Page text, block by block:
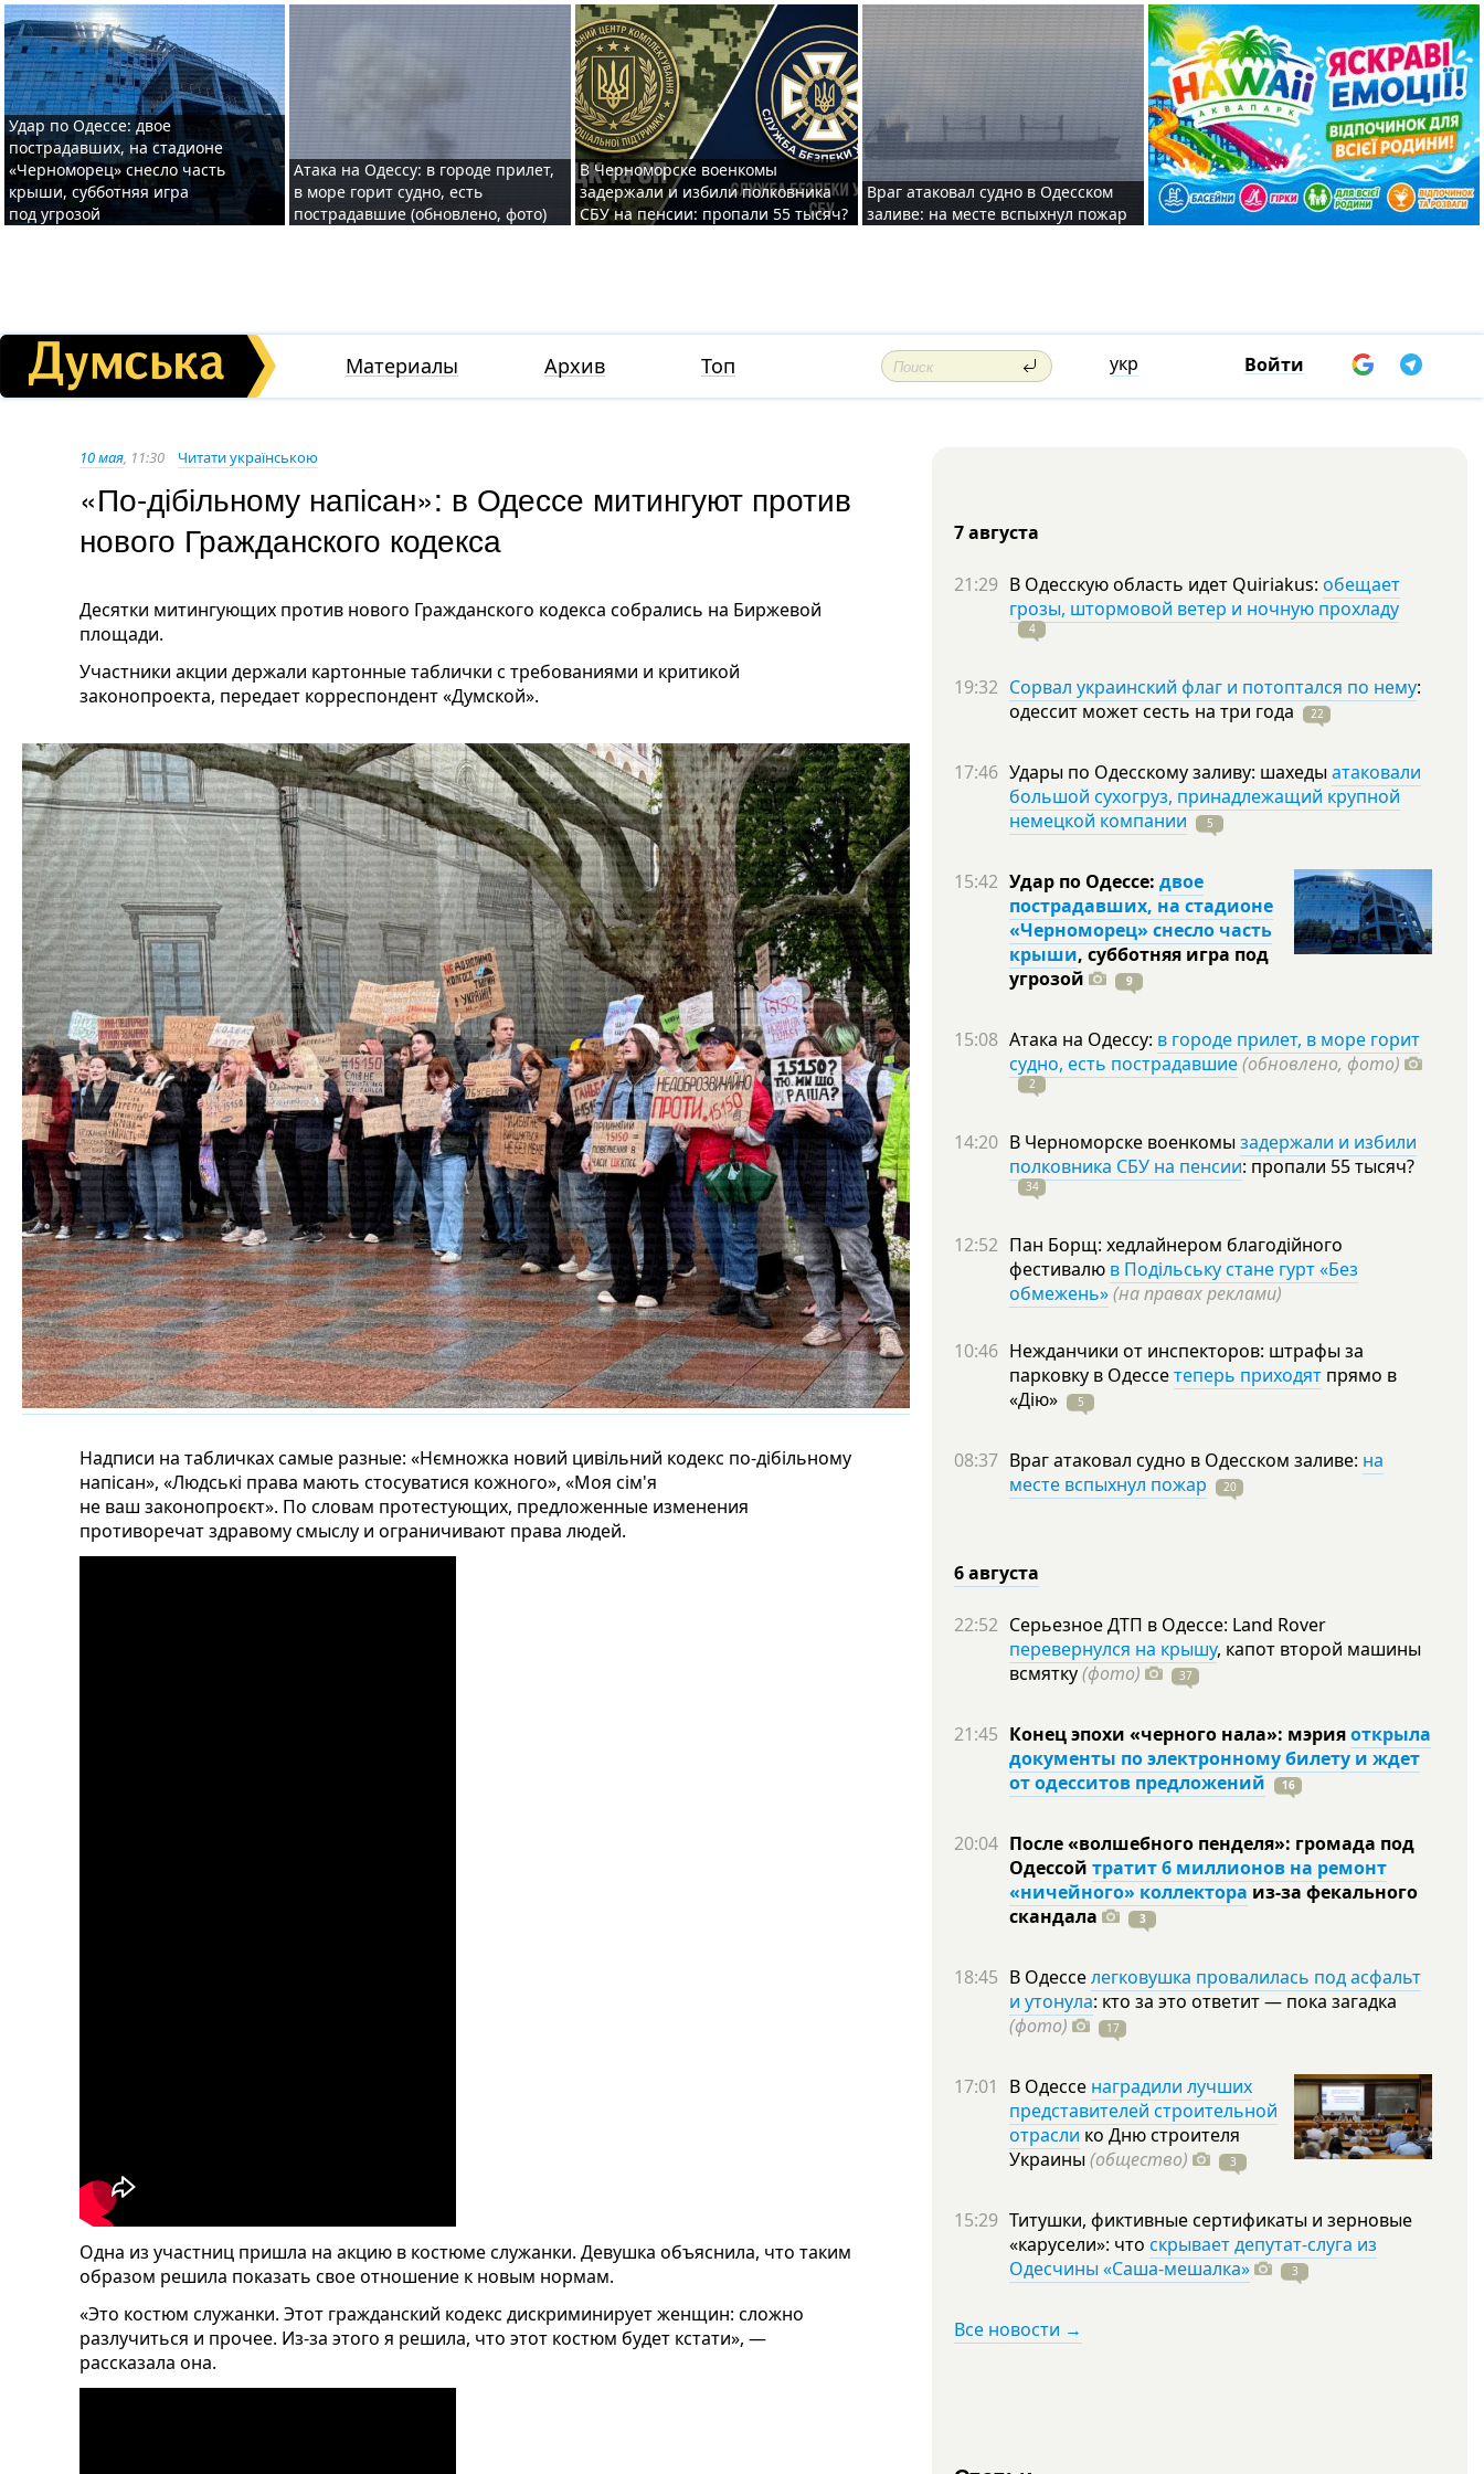
Удар по Одессе: двое
пострадавших, на стадионе
«Черноморец» снесло часть
крыши, субботняя игра
под угрозой
Атака на Одессу: в городе прилет,
в море горит судно, есть
пострадавшие (обновлено, фото)
В Черноморске военкомы
задержали и избили полковника
СБУ на пенсии: пропали 55 тысяч?
Враг атаковал судно в Одесском
заливе: на месте вспыхнул пожар
Материалы Архив Топ укр Войти
10 мая, 11:30 Читати українською
«По-дібільному напісан»: в Одессе митингуют против
нового Гражданского кодекса
Десятки митингующих против нового Гражданского кодекса собрались на Биржевой
площади.
Участники акции держали картонные таблички с требованиями и критикой
законопроекта, передает корреспондент «Думской».
Надписи на табличках самые разные: «Нємножка новий цивільний кодекс по-дібільному
напісан», «Людські права мають стосуватися кожного», «Моя сім'я
не ваш законопроєкт». По словам протестующих, предложенные изменения
противоречат здравому смыслу и ограничивают права людей.
Одна из участниц пришла на акцию в костюме служанки. Девушка объяснила, что таким
образом решила показать свое отношение к новым нормам.
«Это костюм служанки. Этот гражданский кодекс дискриминирует женщин: сложно
разлучиться и прочее. Из-за этого я решила, что этот костюм будет кстати», —
рассказала она.
7 августа
21:29 В Одесскую область идет Quiriakus: обещает
грозы, штормовой ветер и ночную прохладу
4
19:32 Сорвал украинский флаг и потоптался по нему:
одессит может сесть на три года 22
17:46 Удары по Одесскому заливу: шахеды атаковали
большой сухогруз, принадлежащий крупной
немецкой компании
5
15:42 Удар по Одессе: двое
пострадавших, на стадионе
«Черноморец» снесло часть
крыши, субботняя игра под
угрозой
9
15:08 Атака на Одессу: в городе прилет, в море горит
судно, есть пострадавшие(обновлено, фото)
2
14:20 В Черноморске военкомы задержали и избили
полковника СБУ на пенсии: пропали 55тысяч?
34
12:52 Пан Борщ: хедлайнером благодійного
фестивалю в Подільську стане гурт «Без
обмежень»(на правах реклами)
10:46 Нежданчики от инспекторов: штрафы за
парковку в Одессетеперь приходят прямо в
«Дію»
5
08:37 Враг атаковал судно в Одесском заливе: на
месте вспыхнул пожар
20
6 августа
22:52 Серьезное ДТП в Одессе: Land Rover
перевернулся на крышу, капот второй машины
всмятку(фото) 37
21:45 Конец эпохи «черного нала»: мэрияоткрыла
документы по электронному билету и ждет
от одесситов предложений
16
20:04 После «волшебного пенделя»: громада под
Одессой тратит 6 миллионов на ремонт
«ничейного» коллектора из-за фекального
скандала
3
18:45 В Одесселегковушка провалилась под асфальт
и утонула: кто за это ответит — пока загадка
(фото)
17
17:01 В Одессе наградили лучших
представителей строительной
отрасли ко Дню строителя
Украины (общество) 3
15:29 Титушки, фиктивные сертификаты и зерновые
«карусели»: что скрывает депутат-слуга из
Одесчины «Саша-мешалка»
3
Все новости →